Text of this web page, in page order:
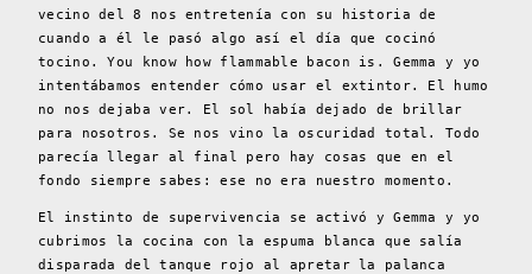
vecino del 8 nos entretenía con su historia de
cuando a él le pasó algo así el día que cocinó
tocino. You know how flammable bacon is. Gemma y yo
intentábamos entender cómo usar el extintor. El humo
no nos dejaba ver. El sol había dejado de brillar
para nosotros. Se nos vino la oscuridad total. Todo
parecía llegar al final pero hay cosas que en el
fondo siempre sabes: ese no era nuestro momento.
El instinto de supervivencia se activó y Gemma y yo
cubrimos la cocina con la espuma blanca que salía
disparada del tanque rojo al apretar la palanca